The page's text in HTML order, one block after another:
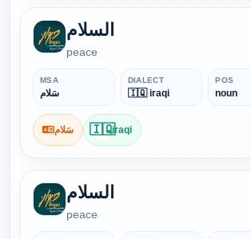
السلام
peace
MSA
سَلام
DIALECT
🇮🇶 iraqi
POS
noun
سَلام 🇮🇶iraqi
السلام
peace